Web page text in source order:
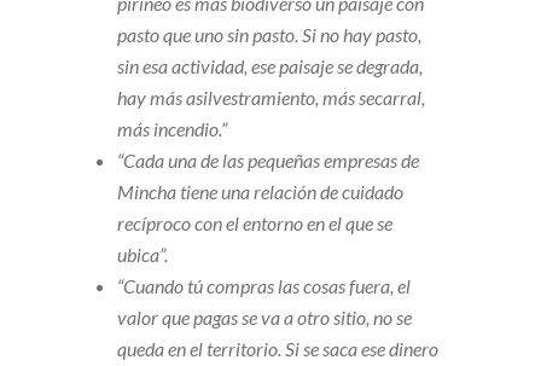
pasto que uno sin pasto. Si no hay pasto,
sin esa actividad, ese paisaje se degrada,
hay más asilvestramiento, más secarral,
más incendio.”
“Cada una de las pequeñas empresas de
Mincha tiene una relación de cuidado
recíproco con el entorno en el que se
ubica”.
“Cuando tú compras las cosas fuera, el
valor que pagas se va a otro sitio, no se
queda en el territorio. Si se saca ese dinero